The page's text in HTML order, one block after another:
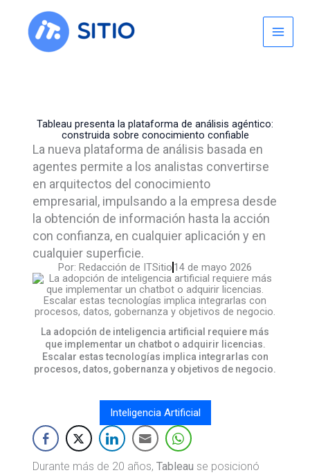
content
Tableau presenta la plataforma de análisis agéntico:
construida sobre conocimiento confiable
La nueva plataforma de análisis basada en
agentes permite a los analistas convertirse
en arquitectos del conocimiento
empresarial, impulsando a la empresa desde
la obtención de información hasta la acción
con confianza, en cualquier aplicación y en
cualquier superficie.
Por: Redacción de ITSitio 14 de mayo 2026
La adopción de inteligencia artificial requiere más
que implementar un chatbot o adquirir licencias.
Escalar estas tecnologías implica integrarlas con
procesos, datos, gobernanza y objetivos de negocio.
Inteligencia Artificial
Durante más de 20 años,Tableau se posicionó